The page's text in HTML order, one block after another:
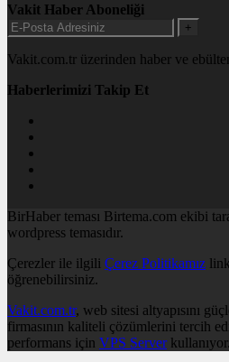
Vakit Haber Aboneliği
+
Vakit.com.tr üzerinden haber ve
Haberlerimizi Takip Et
BirHaber teması Birtema.com ekibi
wordpress temasıdır.
Çerezler ile ilgili Çerez Politikamız
öğrenebilirsiniz.
Vakit.com.tr, web sitesi altyapısını
firmasının kaliteli çözümlerini tercih
performans için VPS Serverkullanıyor.